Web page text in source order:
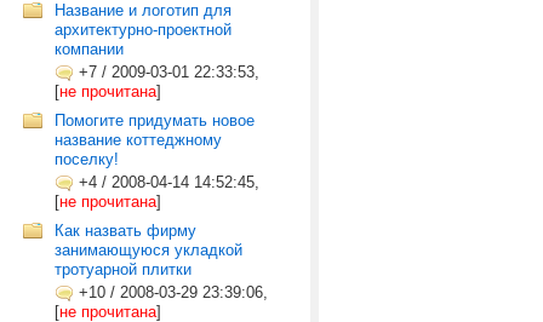
Название и логотип для
архитектурно-проектной
компании
+7 / 2009-03-01 22:33:53,
[не прочитана]
Помогите придумать новое
название коттеджному
поселку!
+4 / 2008-04-14 14:52:45,
[не прочитана]
Как назвать фирму
занимающуюся укладкой
тротуарной плитки
+10 / 2008-03-29 23:39:06,
[не прочитана]